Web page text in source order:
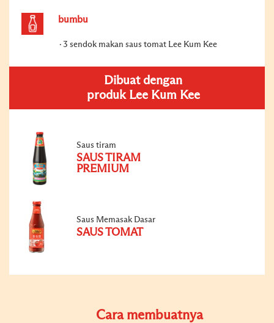
bumbu
3 sendok makan saus tomat Lee Kum Kee
Dibuat dengan
produk Lee Kum Kee
Saus tiram
SAUS TIRAM
PREMIUM
Saus Memasak Dasar
SAUS TOMAT
Cara membuatnya